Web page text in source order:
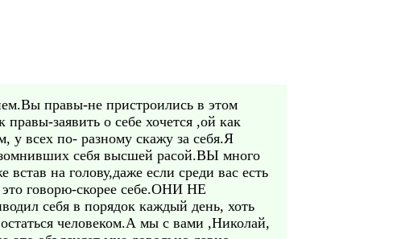
правы-не пристроились в этом
заявить о себе хочется ,ой как
у всех по- разному скажу за себя.Я
себя высшей расой.ВЫ много
на голову,даже если среди вас есть
говорю-скорее себе.ОНИ НЕ
себя в порядок каждый день, хоть
человеком.А мы с вами ,Николай,